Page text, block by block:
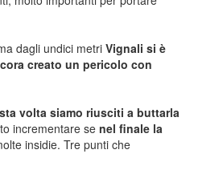
dagli undici metri Vignali si è
creato un pericolo con
volta siamo riusciti a buttarla
incrementare se nel finale la
insidie. Tre punti che